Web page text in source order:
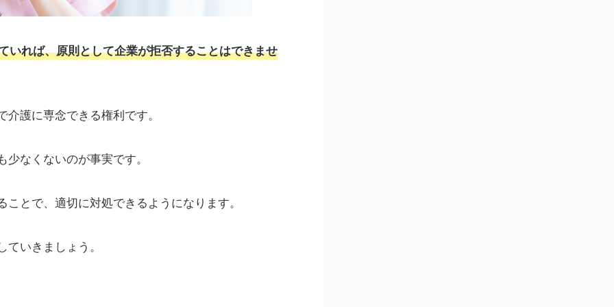
いれば、原則として企業が拒否することはできませ
護に専念できる権利です。
なくないのが事実です。
とで、適切に対処できるようになります。
いきましょう。